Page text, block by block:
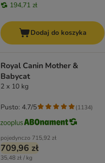
194,71 zł
Dodaj do koszyka
Royal Canin Mother &
Babycat
2 x 10 kg
pojedynczo 715,92 zł
709,96 zł
35,48 zł / kg
Pusto: 4.7/5 (1134)